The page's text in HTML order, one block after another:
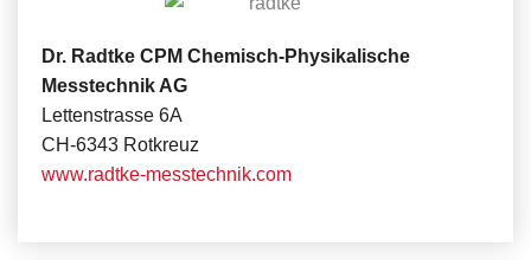
Dr. Radtke CPM Chemisch-Physikalische
Messtechnik AG
Lettenstrasse 6A
CH-6343 Rotkreuz
www.radtke-messtechnik.com